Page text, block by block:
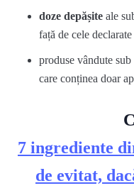
doze depășite ale
față de cele
produse vândute
care conținea doar
7 ingrediente
de evitat,